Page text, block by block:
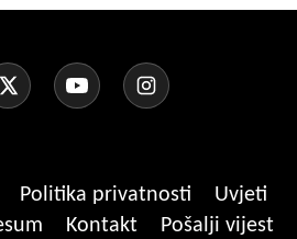
Politika privatnosti
Uvjeti
Kontakt Pošalji vijest